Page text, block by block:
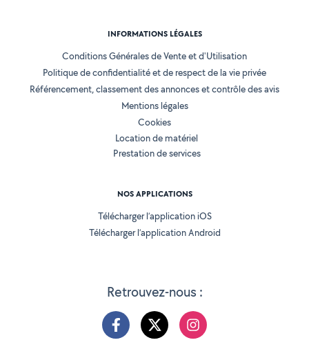
Retrouvez-nous :
INFORMATIONS LÉGALES
Conditions Générales de Vente et d'Utilisation
Politique de confidentialité et de respect de la vie privée
Référencement, classement des annonces et contrôle des avis
Mentions légales
Cookies
Location de matériel
Prestation de services
NOS APPLICATIONS
Télécharger l’application iOS
Télécharger l’application Android